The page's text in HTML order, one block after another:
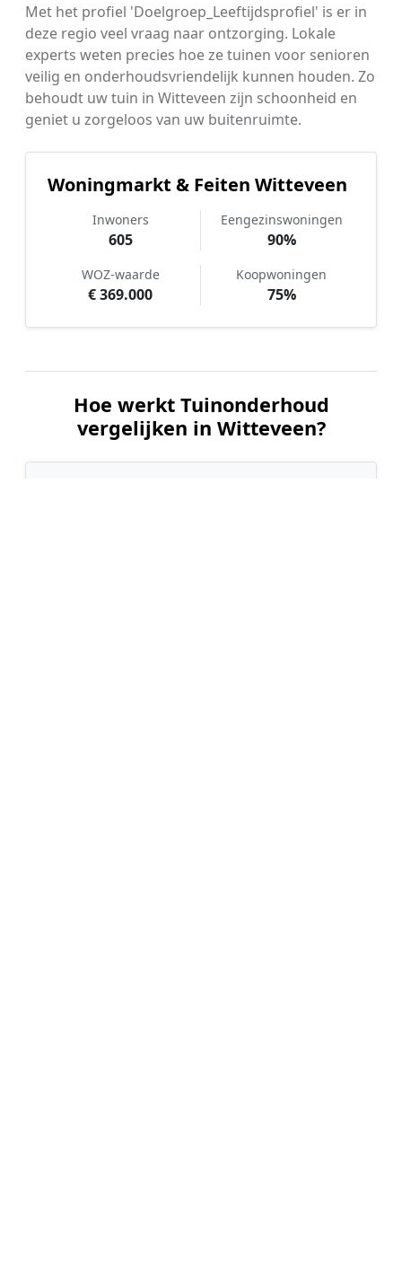
Met het profiel 'Doelgroep_Leeftijdsprofiel' is er in
deze regio veel vraag naar ontzorging. Lokale
experts weten precies hoe ze tuinen voor senioren
veilig en onderhoudsvriendelijk kunnen houden. Zo
behoudt uw tuin in Witteveen zijn schoonheid en
geniet u zorgeloos van uw buitenruimte.
Woningmarkt & Feiten Witteveen
Inwoners
605
Eengezinswoningen
90%
WOZ-waarde
€ 369.000
Koopwoningen
75%
Hoe werkt Tuinonderhoud
vergelijken in Witteveen?